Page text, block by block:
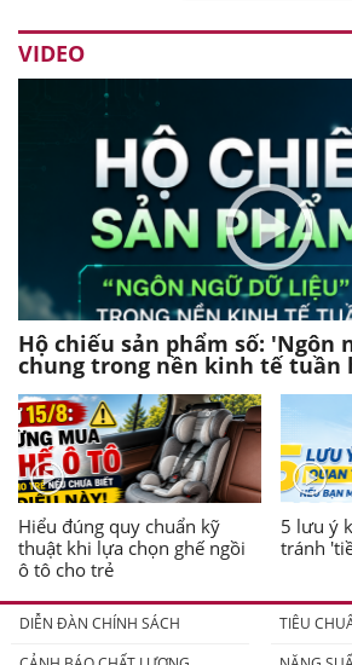
VIDEO
Hộ chiếu sản phẩm số: 'Ngôn
chung trong nền kinh tế tuần
Hiểu đúng quy chuẩn kỹ
thuật khi lựa chọn ghế ngồi
ô tô cho trẻ
5 lưu ý
tránh
DIỄN ĐÀN CHÍNH SÁCH
TIÊU